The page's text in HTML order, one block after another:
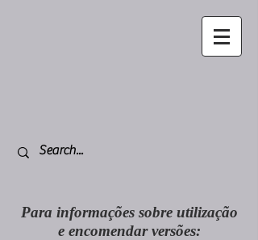
Para informações sobre utilização
e encomendar versões: